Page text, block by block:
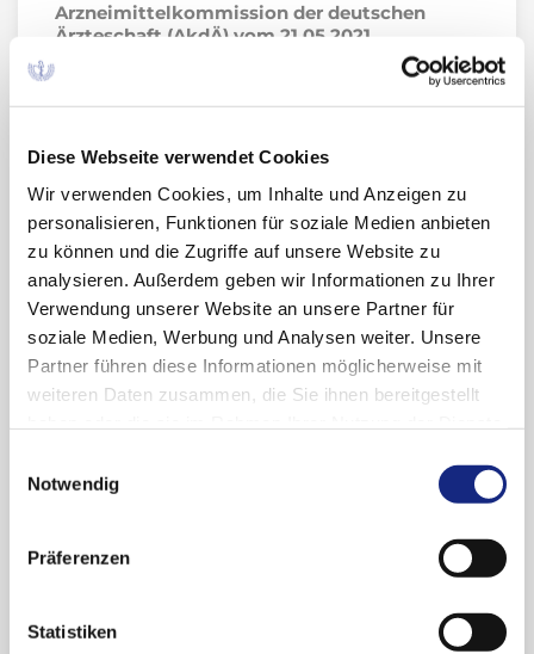
Diese Webseite verwendet Cookies
Wir verwenden Cookies, um Inhalte und Anzeigen zu
personalisieren, Funktionen für soziale Medien anbieten
zu können und die Zugriffe auf unsere Website zu
analysieren. Außerdem geben wir Informationen zu Ihrer
Verwendung unserer Website an unsere Partner für
soziale Medien, Werbung und Analysen weiter. Unsere
Partner führen diese Informationen möglicherweise mit
weiteren Daten zusammen, die Sie ihnen bereitgestellt
Cookies, wenn Sie unsere Webseite weiterhin
Notwendig
Präferenzen
Statistiken
Arzneimittelkommission der deutschen
Ärzteschaft (AkdÄ) vom 21.05.2021
Terminhinweis: Live-Webinar der AkdÄ mit der
Landesärztekammer Thüringen und der
02.06.2021.
10.05.2021
News 2021-18
Arzneimittelkommission der deutschen
Ärzteschaft (AkdÄ) vom 10.05.2021
Stellungnahme der AkdÄ zu Dupilumab (neues
(Dupixent®) – frühe Nutzenbewertung § 35a